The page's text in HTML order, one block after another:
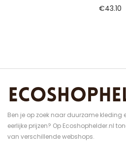
€43.10
Ben je op zoek naar duurzame kleding
eerlijke prijzen? Op Ecoshophelder.nl
van verschillende webshops.